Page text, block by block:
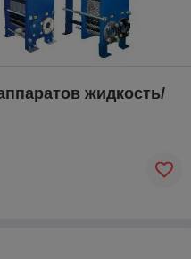
жидкость/